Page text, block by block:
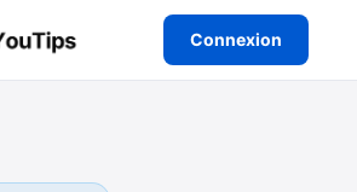
Connexion